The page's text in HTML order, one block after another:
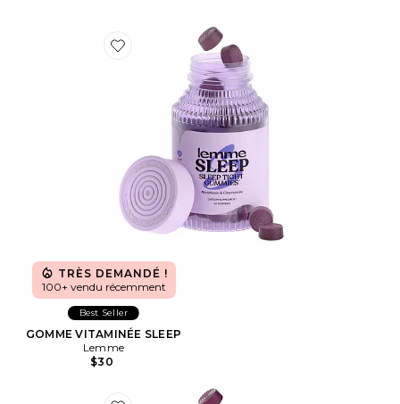
Favorite GOMME VITAMINÉE SLEEP
TRÈS DEMANDÉ !
100+ vendu récemment
Best Seller
GOMME VITAMINÉE SLEEP
Lemme
$30